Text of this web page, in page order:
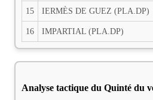
15 IERMÈS DE GUEZ (PLA.DP)
16 IMPARTIAL (PLA.DP)
Analyse tactique du Quinté du